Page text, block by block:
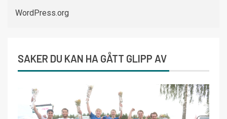
WordPress.org
SAKER DU KAN HA GÅTT GLIPP AV